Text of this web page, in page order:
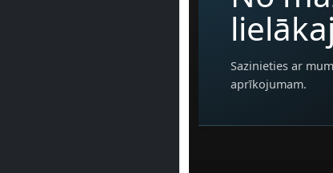
Sazinieties ar
aprīkojumam.